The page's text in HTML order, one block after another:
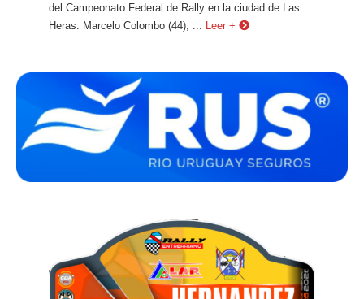
del Campeonato Federal de Rally en la ciudad de Las
Heras. Marcelo Colombo (44), ...
Leer +